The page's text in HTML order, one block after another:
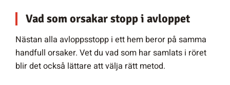
Vad som orsakar stopp i avloppet
Nästan alla avloppsstopp i ett hem beror på samma
handfull orsaker. Vet du vad som har samlats i röret
blir det också lättare att välja rätt metod.